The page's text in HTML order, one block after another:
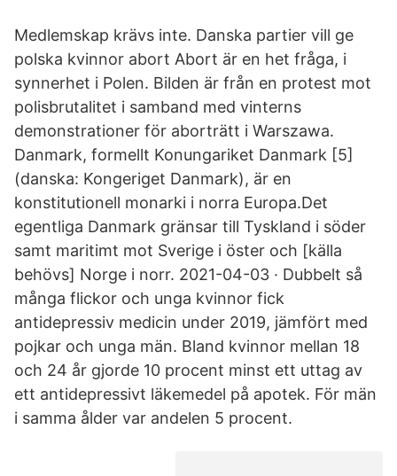
Medlemskap krävs inte. Danska partier vill ge
polska kvinnor abort Abort är en het fråga, i
synnerhet i Polen. Bilden är från en protest mot
polisbrutalitet i samband med vinterns
demonstrationer för aborträtt i Warszawa.
Danmark, formellt Konungariket Danmark [5]
(danska: Kongeriget Danmark), är en
konstitutionell monarki i norra Europa.Det
egentliga Danmark gränsar till Tyskland i söder
samt maritimt mot Sverige i öster och [källa
behövs] Norge i norr. 2021-04-03 · Dubbelt så
många flickor och unga kvinnor fick
antidepressiv medicin under 2019, jämfört med
pojkar och unga män. Bland kvinnor mellan 18
och 24 år gjorde 10 procent minst ett uttag av
ett antidepressivt läkemedel på apotek. För män
i samma ålder var andelen 5 procent.